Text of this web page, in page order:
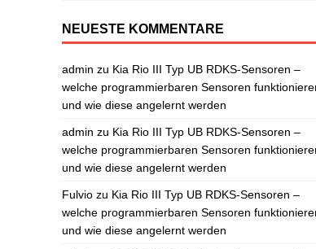
NEUESTE KOMMENTARE
admin zu Kia Rio III Typ UB RDKS-Sensoren –
welche programmierbaren Sensoren
und wie diese angelernt werden
admin zu Kia Rio III Typ UB RDKS-Sensoren –
welche programmierbaren Sensoren
und wie diese angelernt werden
Fulviozu Kia Rio III Typ UB RDKS-Sensoren –
welche programmierbaren Sensoren
und wie diese angelernt werden